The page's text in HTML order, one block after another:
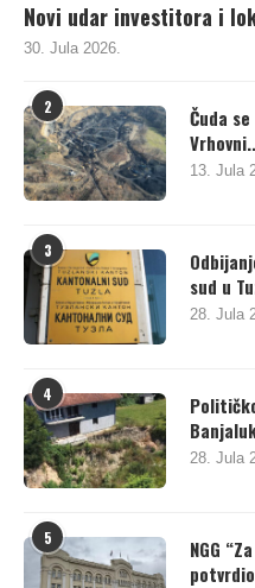
Novi udar investitora i
30. Jula 2026.
2
Čuda
13. Jula
3
sud u
28. Jula
4
28. Jula
5
NGG